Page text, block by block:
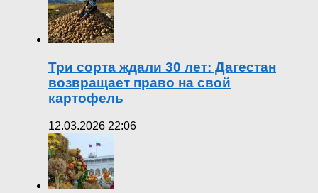
Три сорта ждали 30 лет: Дагестан
возвращает право на свой
картофель
12.03.2026 22:06